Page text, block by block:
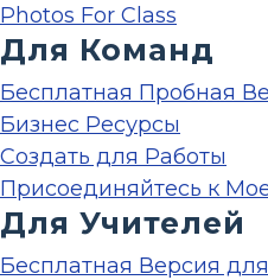
Photos For Class
Для Команд
Бесплатная Пробная
Бизнес Ресурсы
Создать для Работы
Присоединяйтесь к
Для Учителей
Бесплатная Версия